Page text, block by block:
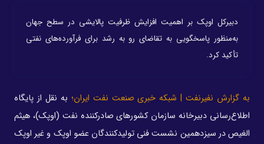
دبیرکل اوپک بر اهمیت افزایش ظرفیت پالایشی در سطح جهان
به‌منظور پاسخگویی به تقاضای رو به رشد برای فرآورده‌های نفتی
تأکید کرد.
به گزارش نفیرنفت | شبکه خبری صنعت نفت ایران؛ به نقل از پایگاه
اطلاع‌رسانی دبیرخانه سازمان کشورهای صادرکننده نفت (اوپک)، هیثم
الغیص در سیزدهمین نشست فنی تولیدکنندگان عضو اوپک و غیر اوپک